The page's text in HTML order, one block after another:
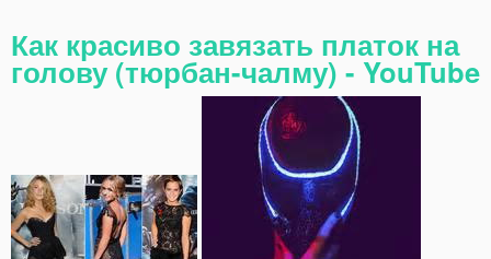
Как красиво завязать платок на
голову (тюрбан-чалму) - YouTube